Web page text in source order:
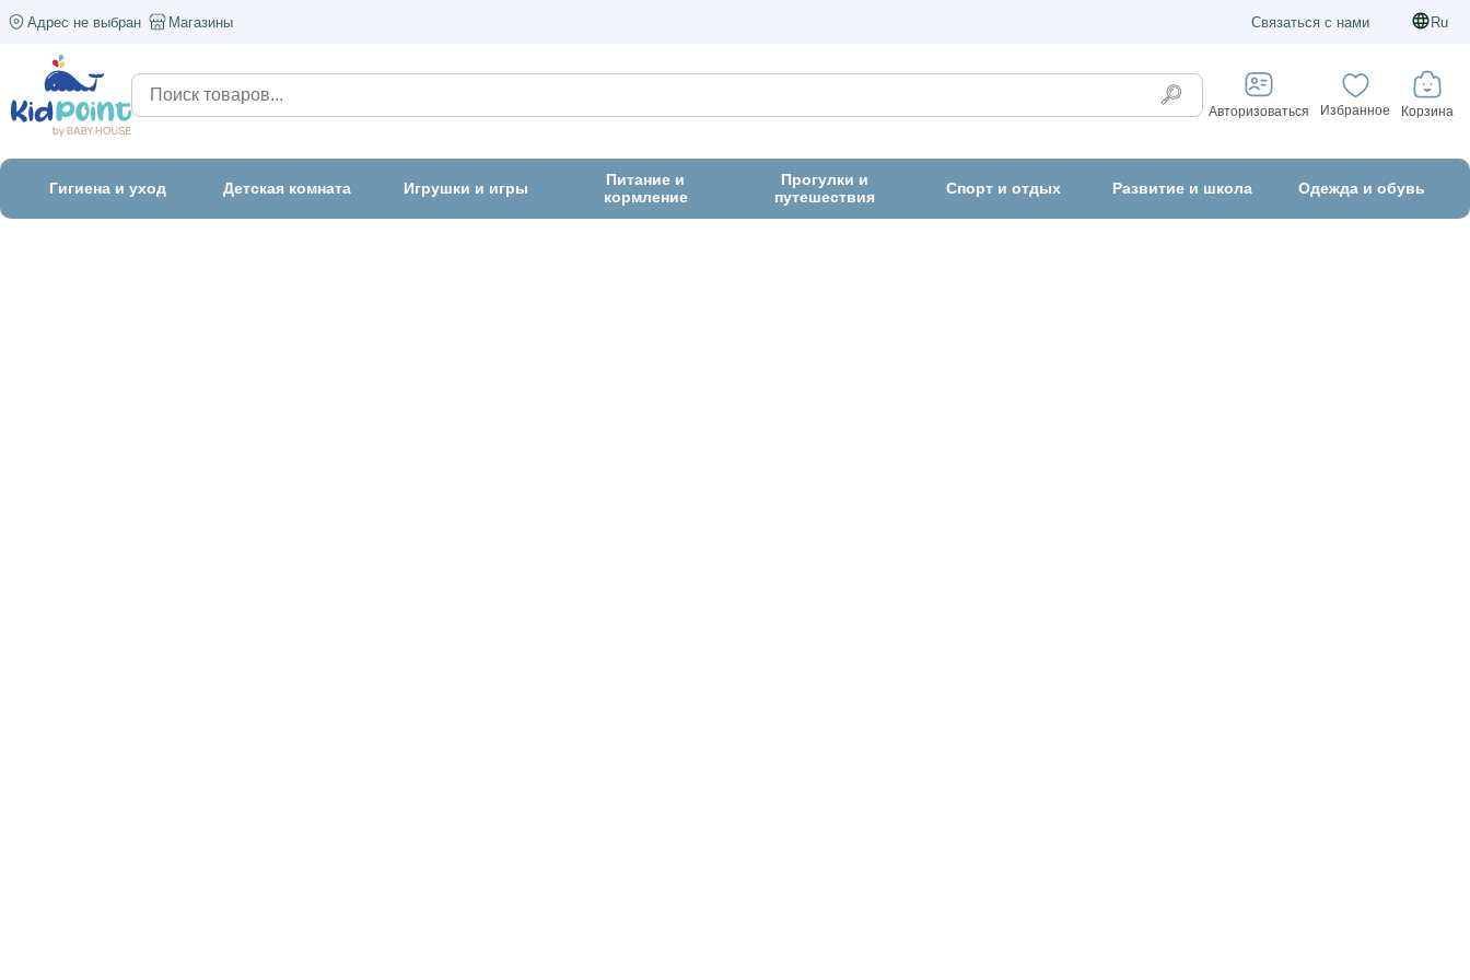
Адрес не выбран Магазины Связаться с нами Ru
Авторизоваться Избранное Корзина
Гигиена и уход Детская комната Игрушки и игры
Питание и
кормление
Прогулки и
путешествия
Спорт и отдых Развитие и школа Одежда и обувь